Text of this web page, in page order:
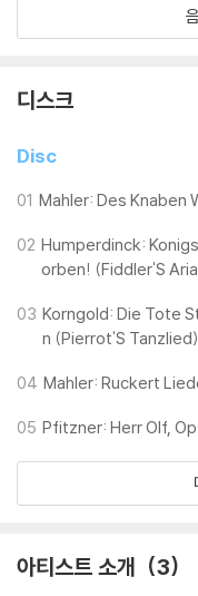
이미 거장의 품격이 느껴지
환멸이 느껴지는 세상을 주
과 깊은 정서적 아름다움 들
프리를 사사하고 있다. 그
Lili Boulanger
수로 사랑의 묘약, 세빌리아
으며 리옹 오페라극장, 라
의 유명 콘서트 홀에서 공연
폴란드 최고의 관현악단
디스크
Disc
01 Mahler: Des Knaben
02 Humperdinck:
orben! (Fiddler'S
03 Korngold: Die Tote
n (Pierrot'S Tanzlied)
04 Mahler: Ruckert
05 Pfitzner: Herr Olf,
아티스트 소개 3